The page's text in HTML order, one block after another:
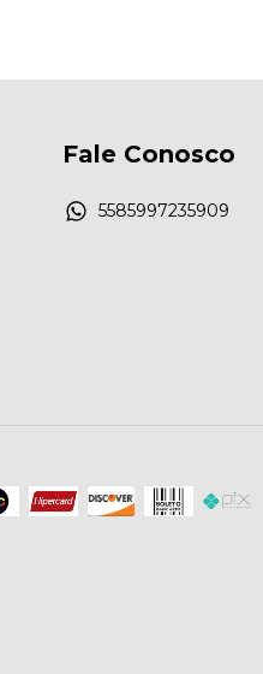
Fale Conosco
5585997235909